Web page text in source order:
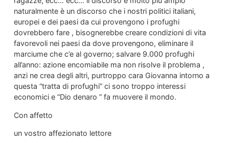
naturalmente è un discorso che i nostri politici italiani,
europei e dei paesi da cui provengono i profughi
dovrebbero fare , bisognerebbe creare condizioni di vita
favorevoli nei paesi da dove provengono, eliminare il
marciume che c’e al governo; salvare 9.000 profughi
all’anno: azione encomiabile ma non risolve il problema ,
anzi ne crea degli altri, purtroppo cara Giovanna intorno a
questa “tratta di profughi” ci sono troppo interessi
economici e “Dio denaro ” fa muovere il mondo.
Con affetto
un vostro affezionato lettore